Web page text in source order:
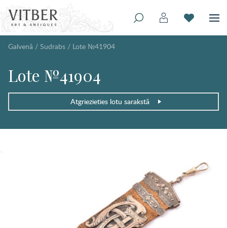
Galvenā / Sudrabs / Lote №41904
Lote №41904
Atgriezieties lotu sarakstā